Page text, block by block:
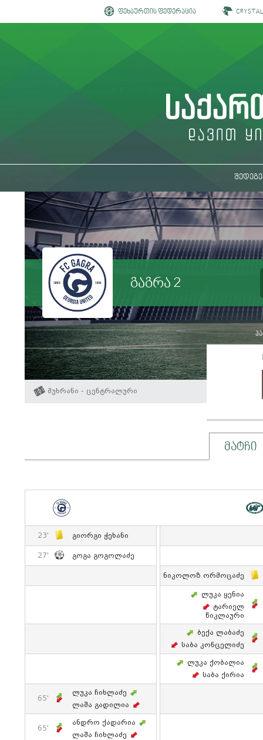
ფეხბურთის ფედერაცია
გაგრა 2
მუხრანი - ცენტრალური
მატჩი
23' Გიორგი Ჭეხანი
27' Გოგა Გოგოლაძე
Ნიკოლოზ Ორმოცაძე
Ლუკა Ყენია
Ტარიელ
Წიკლაური
Ბექა Ლაბაძე
Საბა Კონცელიძე
Ლუკა Ქობალია
Საბა Ქირია
65'
Ლუკა Ჩიხლაძე
Ლაშა Გადილია
65'
Ანდრო Ქადარია
Ლაშა Ჩიხლაძე